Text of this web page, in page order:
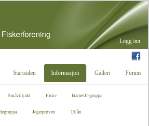
Startsiden Informasjon Galleri Forum
Småviltjakt Fiske Barne/Jr-gruppa
Jegerprøven Utlån